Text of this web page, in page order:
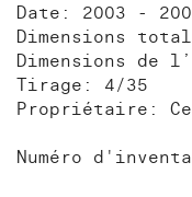
Date: 2003 -
Dimensions
Dimensions de
Tirage: 4/35
Propriétaire:
Numéro